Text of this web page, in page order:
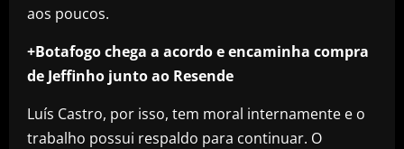
aos poucos.
+Botafogo chega a acordo e encaminha compra
de Jeffinho junto ao Resende
Luís Castro, por isso, tem moral internamente e o
trabalho possui respaldo para continuar. O